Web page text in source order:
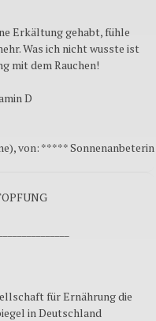
Erkältung gehabt, fühle
Was ich nicht wusste ist
mit dem Rauchen!
D
von: ***** Sonnenanbeterin
für Ernährung die
in Deutschland